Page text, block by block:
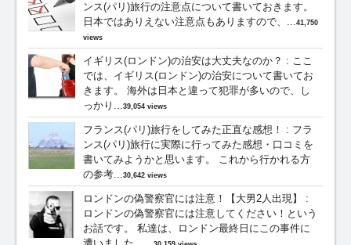
ンス(パリ)旅行の注意点について書いておきます。
日本ではありえない注意点もありますので、...41,750
views
イギリス(ロンドン)の治安は大丈夫なのか？ : ここ
では、イギリス(ロンドン)の治安について書いてお
きます。 海外は日本と違って犯罪が多いので、し
っかり...39,054 views
フランス(パリ)旅行をしてみた正直な感想！ : フラ
ンス(パリ)旅行に実際に行ってみた感想・口コミを
書いてみようかと思います。 これから行かれる方
の参考...30,642 views
ロンドンの偽警察官には注意！【大男2人出現】
:
ロンドンの偽警察官には注意してください！という
お話です。 私達は、ロンドン最終日にこの事件に